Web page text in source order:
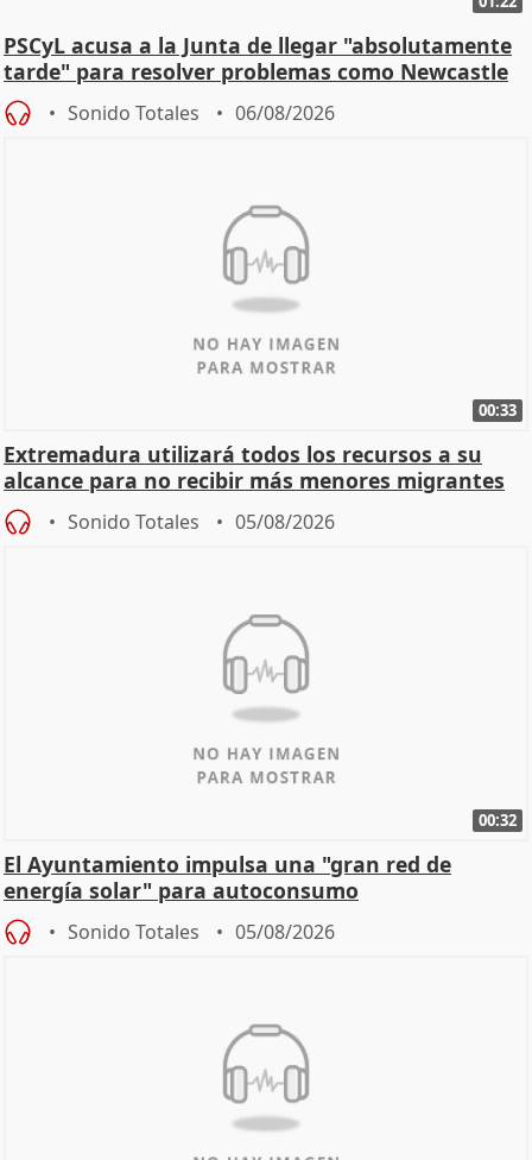
PSCyL acusa a la Junta de llegar "absolutamente
tarde" para resolver problemas como Newcastle
Sonido Totales 06/08/2026
00:33
Extremadura utilizará todos los recursos a su
alcance para no recibir más menores migrantes
Sonido Totales 05/08/2026
00:32
El Ayuntamiento impulsa una "gran red de
energía solar" para autoconsumo
Sonido Totales 05/08/2026